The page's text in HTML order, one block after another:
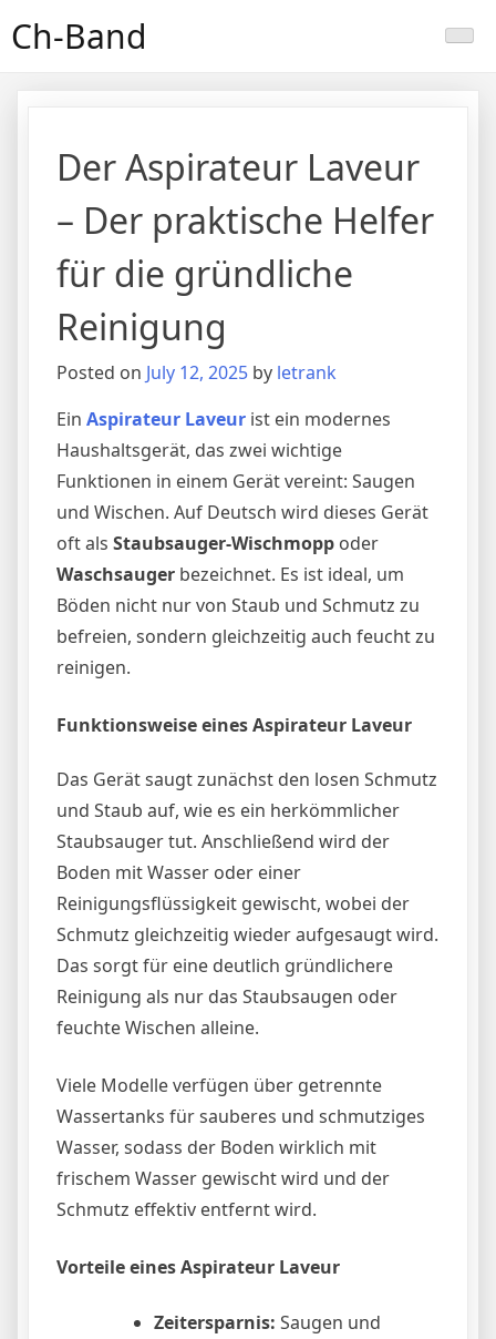
toCh-Band
Der Aspirateur Laveur
– Der praktische Helfer
für die gründliche
Reinigung
Posted on July 12, 2025 by letrank
Ein Aspirateur Laveur ist ein modernes
Haushaltsgerät, das zwei wichtige
Funktionen in einem Gerät vereint: Saugen
und Wischen. Auf Deutsch wird dieses Gerät
oft als Staubsauger-Wischmopp oder
Waschsauger bezeichnet. Es ist ideal, um
Böden nicht nur von Staub und Schmutz zu
befreien, sondern gleichzeitig auch feucht zu
reinigen.
Funktionsweise eines Aspirateur Laveur
Das Gerät saugt zunächst den losen Schmutz
und Staub auf, wie es ein herkömmlicher
Staubsauger tut. Anschließend wird der
Boden mit Wasser oder einer
Reinigungsflüssigkeit gewischt, wobei der
Schmutz gleichzeitig wieder aufgesaugt wird.
Das sorgt für eine deutlich gründlichere
Reinigung als nur das Staubsaugen oder
feuchte Wischen alleine.
Viele Modelle verfügen über getrennte
Wassertanks für sauberes und schmutziges
Wasser, sodass der Boden wirklich mit
frischem Wasser gewischt wird und der
Schmutz effektiv entfernt wird.
Vorteile eines Aspirateur Laveur
Zeitersparnis: Saugen und